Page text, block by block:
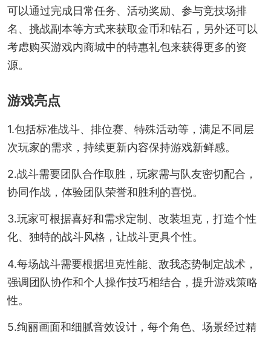
可以通过完成日常任务、活动奖励、参与竞技场排
名、挑战副本等方式来获取金币和钻石，另外还可以
考虑购买游戏内商城中的特惠礼包来获得更多的资
源。
游戏亮点
1.包括标准战斗、排位赛、特殊活动等，满足不同层
次玩家的需求，持续更新内容保持游戏新鲜感。
2.战斗需要团队合作取胜，玩家需与队友密切配合，
协同作战，体验团队荣誉和胜利的喜悦。
3.玩家可根据喜好和需求定制、改装坦克，打造个性
化、独特的战斗风格，让战斗更具个性。
4.每场战斗需要根据坦克性能、敌我态势制定战术，
强调团队协作和个人操作技巧相结合，提升游戏策略
性。
5.绚丽画面和细腻音效设计，每个角色、场景经过精